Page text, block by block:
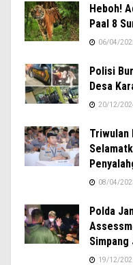
Heboh!
Paal 8
06/04/
Polisi
Desa
20/12/
Triwulan
08/04/
Polda
19/12/